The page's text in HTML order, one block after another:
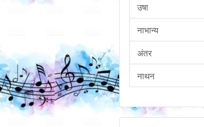
उषा
नाभान्य
अंतर
नाथन